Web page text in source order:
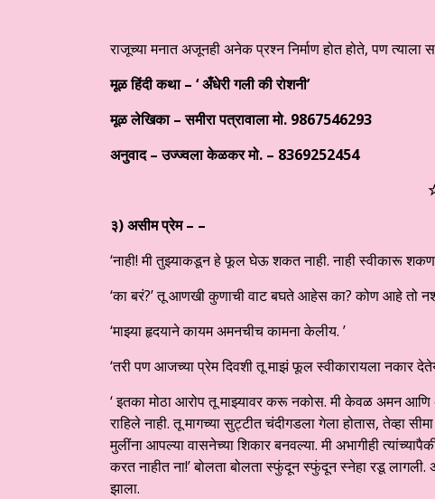
राजूच्या मनात अजूनही अनेक प्रश्न निर्माण होत होते, पण
मूळ हिंदी कथा – ‘ अँधेरी गली की रोशनी’
मूळ लेखिका – समीरा पत्रावाला मो. 9867546293
अनुवाद – उज्ज्वला केळकरमो. – 8369252454
३)असीम प्रेम – –
‘नाही! मी तुझ्याकडून हे फूल घेऊ शकत नाही. नाही स्वीकारू
‘का बरं?’ तू आणखी कुणाची वाट बघते आहेस का? कोण आहे तो
‘माझ्या हृदयाने कायम अमनचीच कामना केलीय. ’
‘तरी पण आजच्या प्रेम दिवशी तू माझं फूल स्वीकारायला नकार
‘ इतका मोठा आरोप तू माझ्यावर करू नकोस. मी केवळ अमन
राहिले नाही. तू मागच्या सुट्टीत चंदीगडला गेला होतास, तेव्हा
मुलींना आपल्या वासनेच्या शिकार बनवल्या. मी अभागीही
करत नाहीत ना!’ बोलता बोलता स्फुंदून स्फुंदून स्नेहा रडू लागली.
झाला.